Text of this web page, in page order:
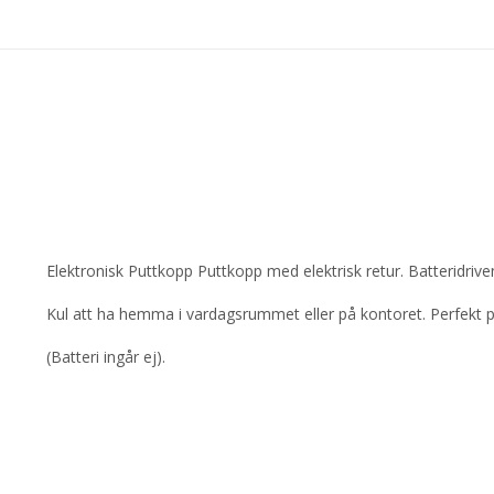
Elektronisk Puttkopp Puttkopp med elektrisk retur.
Kul att ha hemma i vardagsrummet eller på kontoret. Perfekt
(Batteri ingår ej).